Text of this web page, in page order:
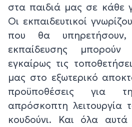
στα παιδιά μας σε κάθε
Οι εκπαιδευτικοί
που θα υπηρετήσουν,
εκπαίδευσης
εγκαίρως τις
μας στο εξωτερικό
προϋποθέσεις για
απρόσκοπτη λειτουργία
κουδούνι. Και όλα